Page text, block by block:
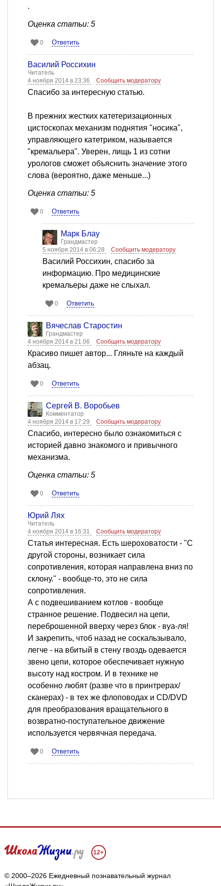
.
Оценка статьи: 5
0 Ответить
Василий Россихин
Читатель
4 ноября 2014 в 23:36
Сообщить модератору
Cпасибо за интересную статью.
В прежних жестких катетеризационных
цистоскопах механизм поднятия "носика",
управляющего катетриком, называется
"кремальера". Уверен, лищь 1 из сотни
урологов сможет объяснить значение этого
слова (вероятно, даже меньше...)
Оценка статьи: 5
0 Ответить
Марк Блау
Грандмастер
5 ноября 2014 в 06:28
Сообщить модератору
Василий Россихин, спасибо за
информацию. Про медицинские
кремальеры даже не слыхал.
0 Ответить
Вячеслав Старостин
Грандмастер
4 ноября 2014 в 21:06
Сообщить модератору
Красиво пишет автор... Гляньте на каждый
абзац.
0 Ответить
Сергей В. Воробьев
Комментатор
4 ноября 2014 в 17:29
Сообщить модератору
Спасибо, интересно было ознакомиться с
историей давно знакомого и привычного
механизма.
Оценка статьи: 5
0 Ответить
Юрий Лях
Читатель
4 ноября 2014 в 16:31
Сообщить модератору
Статья интересная. Есть шероховатости - "С
другой стороны, возникает сила
сопротивления, которая направлена вниз по
склону." - вообще-то, это не сила
сопротивления.
А с подвешиванием котлов - вообще
странное решение. Подвесил на цепи,
переброшенной вверху через блок - вуа-ля!
И закрепить, чтоб назад не соскальзывало,
легче - на вбитый в стену гвоздь одевается
звено цепи, которое обеспечивает нужную
высоту над костром. И в технике не
особенно любят (разве что в принтрерах/
сканерах) - в тех же флоповодах и CD/DVD
для преобразования вращательного в
возвратно-поступательное движение
используется червячная передача.
0 Ответить
12+
© 2000–2026 Ежедневный познавательный журнал